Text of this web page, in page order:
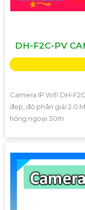
DH-F2C-PV
Camera IP Wifi DH-
đẹp, độ phân giải 2.0
hồng ngoại 30m